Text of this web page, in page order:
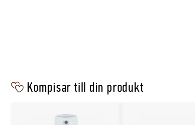
Analytiska beståndsdelar: Protein: 30%,
Kompisar till din produkt